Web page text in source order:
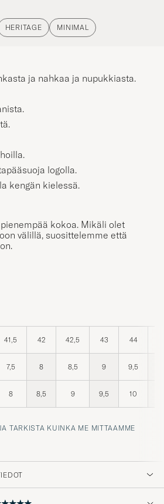
HERITAGE MINIMAL
ja nahkaa ja nupukkiasta.
logolla.
kengän kielessä.
kokoa. Mikäli olet
välillä, suosittelemme että
41,5 42 42,5 43 44
7,5 8 8,5 9 9,5
8 8,5 9 9,5 10
TARKISTA KUINKA ME MITTAAMME